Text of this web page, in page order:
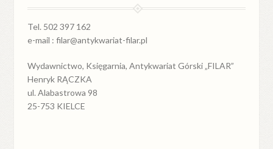
Tel. 502 397 162
e-mail : filar@antykwariat-filar.pl
Wydawnictwo, Księgarnia, Antykwariat Górski „FILAR”
Henryk RĄCZKA
ul. Alabastrowa 98
25-753 KIELCE